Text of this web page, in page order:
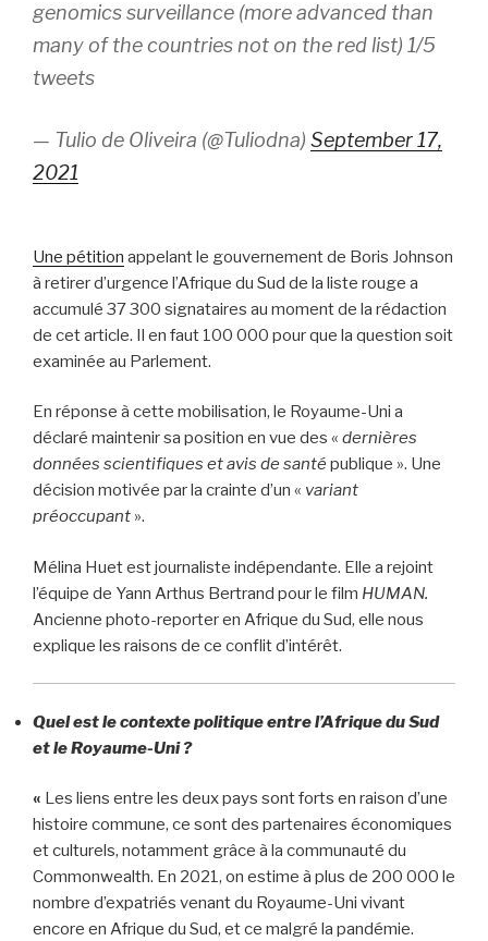
genomics surveillance (more advanced than
many of the countries not on the red list) 1/5
tweets
— Tulio de Oliveira (@Tuliodna) September 17,
2021
Une pétition appelant le gouvernement de Boris Johnson
à retirer d’urgence l’Afrique du Sud de la liste rouge a
accumulé 37 300 signataires au moment de la rédaction
de cet article. Il en faut 100 000 pour que la question soit
examinée au Parlement.
En réponse à cette mobilisation, le Royaume-Uni a
déclaré maintenir sa position en vue des « dernières
données scientifiques et avis de santé publique ». Une
décision motivée par la crainte d’un « variant
préoccupant ».
Mélina Huet est journaliste indépendante. Elle a rejoint
l’équipe de Yann Arthus Bertrand pour le film HUMAN.
Ancienne photo-reporter en Afrique du Sud, elle nous
explique les raisons de ce conflit d’intérêt.
Quel est le contexte politique entre l’Afrique du Sud
et le Royaume-Uni ?
« Les liens entre les deux pays sont forts en raison d’une
histoire commune, ce sont des partenaires économiques
et culturels, notamment grâce à la communauté du
Commonwealth. En 2021, on estime à plus de 200 000 le
nombre d’expatriés venant du Royaume-Uni vivant
encore en Afrique du Sud, et ce malgré la pandémie.